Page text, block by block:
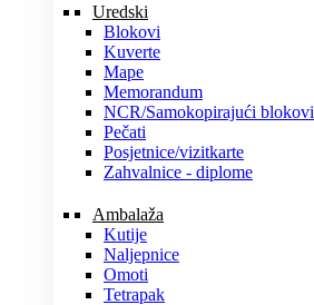
Uredski
Blokovi
Kuverte
Mape
Memorandum
NCR/Samokopirajući blokovi
Pečati
Posjetnice/vizitkarte
Zahvalnice - diplome
Ambalaža
Kutije
Naljepnice
Omoti
Tetrapak